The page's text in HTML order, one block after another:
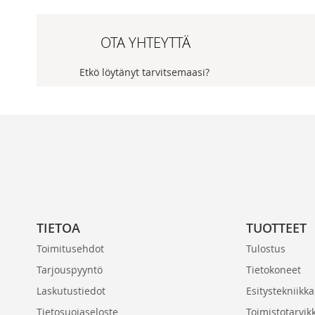
OTA YHTEYTTÄ
Etkö löytänyt tarvitsemaasi?
TIETOA
Toimitusehdot
Tarjouspyyntö
Laskutustiedot
Tietosuojaseloste
TUOTTEET
Tulostus
Tietokoneet
Esitystekniikka